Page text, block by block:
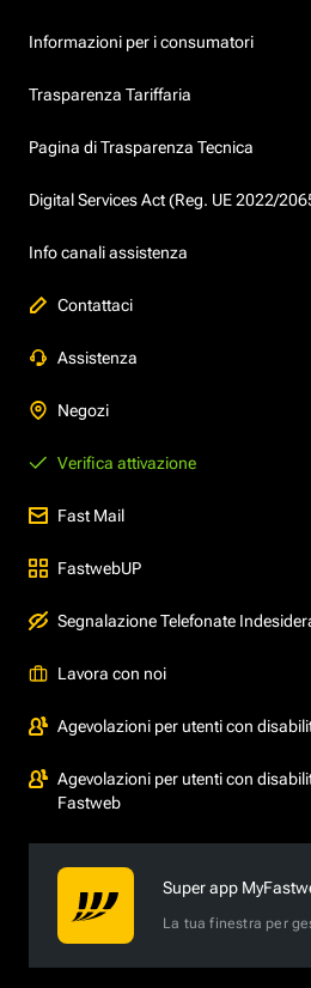
Informazioni per i consumatori
Trasparenza Tariffaria
Pagina di Trasparenza Tecnica
Digital Services Act (Reg. UE 2022/
Info canali assistenza
Contattaci
Assistenza
Negozi
Verifica attivazione
Fast Mail
FastwebUP
Segnalazione Telefonate
Lavora con noi
Agevolazioni per utenti con
Agevolazioni per utenti con
Fastweb
Super app
La tua finestra per